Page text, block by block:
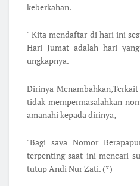
keberkahan.
" Kita mendaftar di hari ini
Hari Jumat adalah hari
ungkapnya.
Dirinya
tidak mempermasalahkan
amanahi kepada dirinya,
"Bagi saya Nomor
terpenting saat ini mencari
tutup Andi Nur Zati. (*)